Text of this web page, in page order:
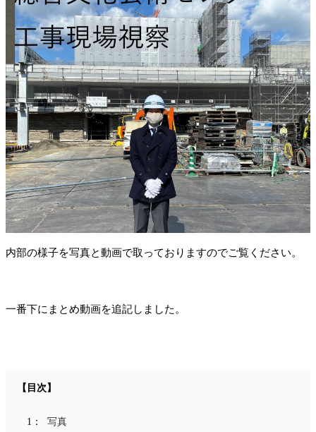
内部の様子を写真と動画で取っておりますのでご覧ください。
一番下にまとめ動画を追記しました。
写真